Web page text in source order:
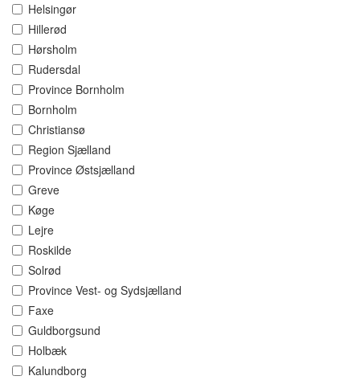
Helsingør
Hillerød
Hørsholm
Rudersdal
Province Bornholm
Bornholm
Christiansø
Region Sjælland
Province Østsjælland
Greve
Køge
Lejre
Roskilde
Solrød
Province Vest- og Sydsjælland
Faxe
Guldborgsund
Holbæk
Kalundborg